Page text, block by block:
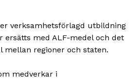
verksamhetsförlagd utbildning
ersätts med ALF-medel och det
mellan regioner och staten.
medverkar i